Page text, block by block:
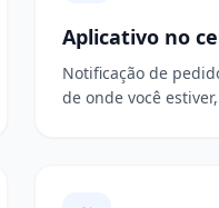
Aplicativo no
Notificação de
de onde você